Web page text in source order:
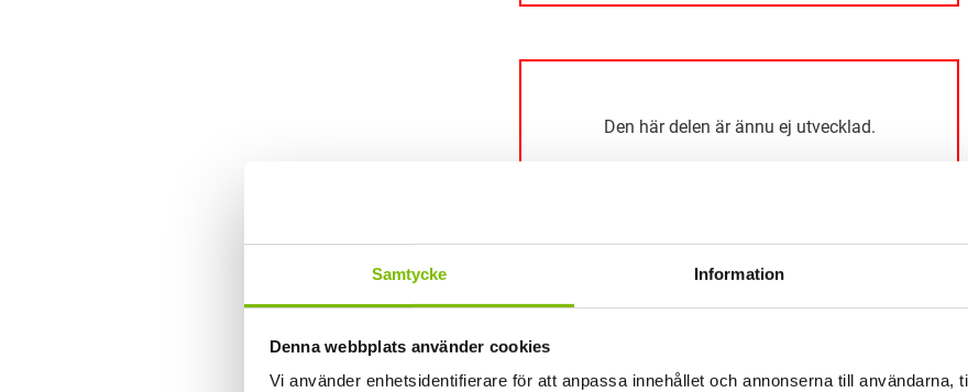
Samtycke Information
Denna webbplats använder cookies
Vi använder enhetsidentifierare för att anpassa innehållet och annonserna till användarna,
Den här delen är ännu ej utvecklad.
Den här delen är ännu ej utvecklad.